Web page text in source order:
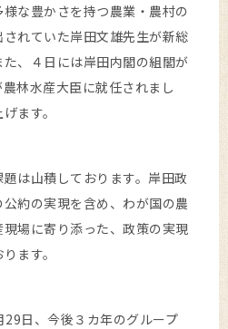
な豊かさを持つ農業・農村の
れていた岸田文雄先生が新総
、４日には岸田内閣の組閣が
林水産大臣に就任されまし
ます。
は山積しております。岸田政
約の実現を含め、わが国の農
場に寄り添った、政策の実現
ます。
29日、今後３カ年のグループ